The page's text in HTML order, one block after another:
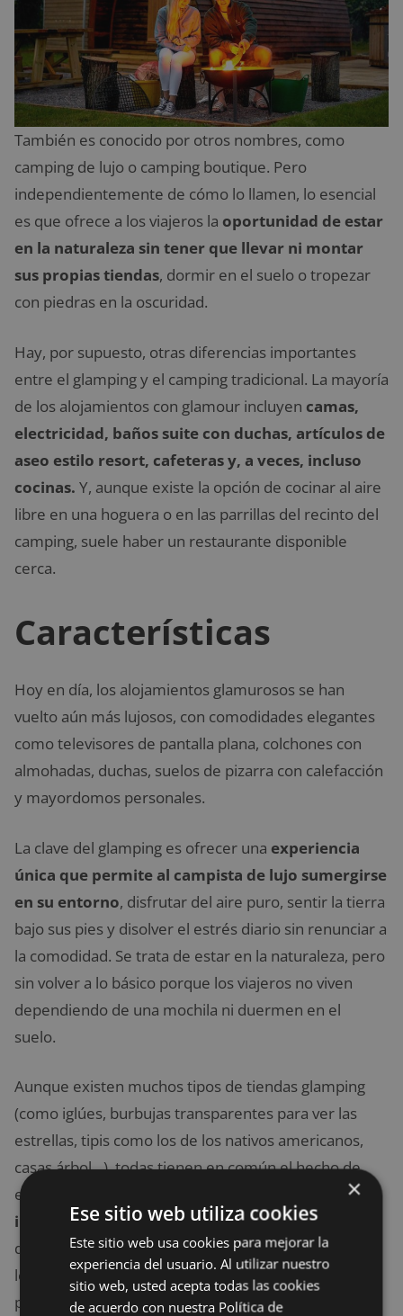
También es conocido por otros nombres, como
camping de lujo o camping boutique. Pero
independientemente de cómo lo llamen, lo esencial
es que ofrece a los viajeros la oportunidad de estar
en la naturaleza sin tener que llevar ni montar
sus propias tiendas, dormir en el suelo o tropezar
con piedras en la oscuridad.
Hay, por supuesto, otras diferencias importantes
entre el glamping y el camping tradicional. La mayoría
de los alojamientos con glamour incluyen camas,
electricidad, baños suite con duchas, artículos de
aseo estilo resort, cafeteras y, a veces, incluso
cocinas. Y, aunque existe la opción de cocinar al aire
libre en una hoguera o en las parrillas del recinto del
camping, suele haber un restaurante disponible
cerca.
Características
Hoy en día, los alojamientos glamurosos se han
vuelto aún más lujosos, con comodidades elegantes
como televisores de pantalla plana, colchones con
almohadas, duchas, suelos de pizarra con calefacción
y mayordomos personales.
La clave del glamping es ofrecer una experiencia
única que permite al campista de lujo sumergirse
en su entorno, disfrutar del aire puro, sentir la tierra
bajo sus pies y disolver el estrés diario sin renunciar a
la comodidad. Se trata de estar en la naturaleza, pero
sin volver a lo básico porque los viajeros no viven
dependiendo de una mochila ni duermen en el
suelo.
Aunque existen muchos tipos de tiendas glamping
(como iglúes, burbujas transparentes para ver las
estrellas, tipis como los de los nativos americanos,
casas árbol…), todas tienen en común el hecho de
estar
independientes.Los niveles de confort y el precio
de estas tiendan también varían enormemente, por
lo que hay oferta para todas las personas y
presupuestos.
×
Ese sitio web utiliza cookies
Este sitio web usa cookies para mejorar la
experiencia del usuario. Al utilizar nuestro
sitio web, usted acepta todas las cookies
de acuerdo con nuestra Política de